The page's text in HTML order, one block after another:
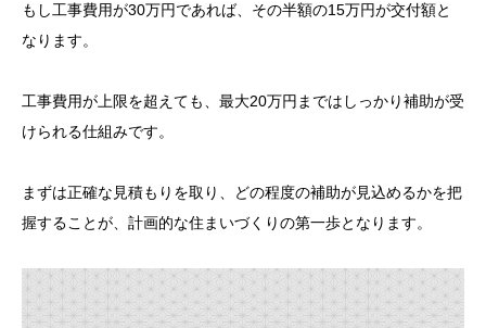
もし工事費用が30万円であれば、その半額の15万円が交付額と
なります。
工事費用が上限を超えても、最大20万円まではしっかり補助が受
けられる仕組みです。
まずは正確な見積もりを取り、どの程度の補助が見込めるかを把
握することが、計画的な住まいづくりの第一歩となります。